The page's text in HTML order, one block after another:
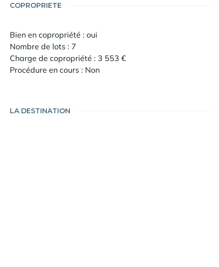
COPROPRIETE
Bien en copropriété : oui
Nombre de lots : 7
Charge de copropriété : 3 553 €
Procédure en cours : Non
LA DESTINATION